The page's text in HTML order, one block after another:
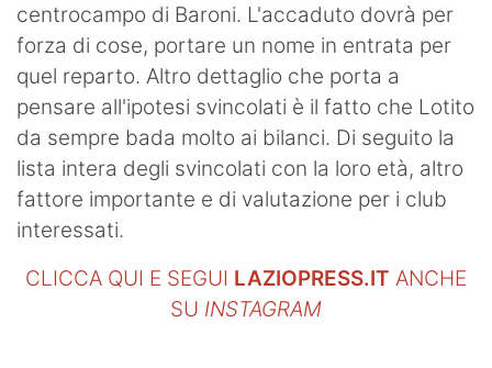
centrocampo di Baroni. L'accaduto dovrà per
forza di cose, portare un nome in entrata per
quel reparto. Altro dettaglio che porta a
pensare all'ipotesi svincolati è il fatto che Lotito
da sempre bada molto ai bilanci. Di seguito la
lista intera degli svincolati con la loro età, altro
fattore importante e di valutazione per i club
interessati.
CLICCA QUI E SEGUI LAZIOPRESS.IT ANCHE
SU INSTAGRAM